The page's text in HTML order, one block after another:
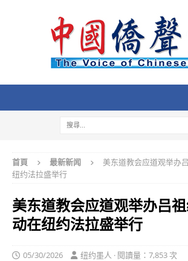
首頁 最新新闻
美东道教会应道观举办
纽约法拉盛举行
美东道教会应道观举办吕
动在纽约法拉盛举行
05/30/2026 纽约墨人 · 閱讀量：7,853 次